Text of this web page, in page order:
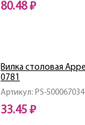
80.48 ₽
Артикул: PS-500067034
Вилка столовая
0781
33.45 ₽